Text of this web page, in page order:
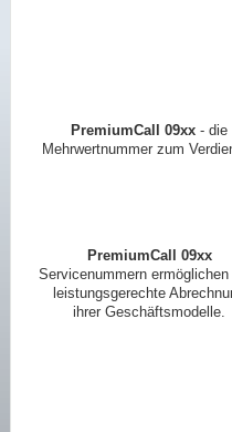
PremiumCall 09xx - die
Mehrwertnummer zum
PremiumCall 09xx
Servicenummern ermöglichen
leistungsgerechte
ihrer Geschäftsmodelle.